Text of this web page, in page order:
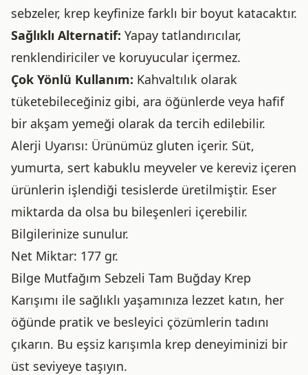
sebzeler, krep keyfinize farklı bir boyut katacaktır.
Sağlıklı Alternatif: Yapay tatlandırıcılar,
renklendiriciler ve koruyucular içermez.
Çok Yönlü Kullanım: Kahvaltılık olarak
tüketebileceğiniz gibi, ara öğünlerde veya hafif
bir akşam yemeği olarak da tercih edilebilir.
Alerji Uyarısı: Ürünümüz gluten içerir. Süt,
yumurta, sert kabuklu meyveler ve kereviz içeren
ürünlerin işlendiği tesislerde üretilmiştir. Eser
miktarda da olsa bu bileşenleri içerebilir.
Bilgilerinize sunulur.
Net Miktar: 177 gr.
Bilge Mutfağım Sebzeli Tam Buğday Krep
Karışımı ile sağlıklı yaşamınıza lezzet katın, her
öğünde pratik ve besleyici çözümlerin tadını
çıkarın. Bu eşsiz karışımla krep deneyiminizi bir
üst seviyeye taşıyın.